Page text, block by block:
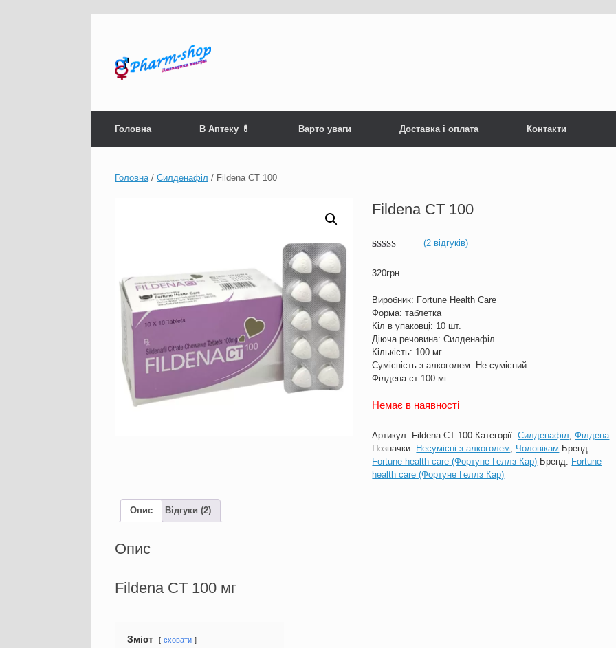
Головна В Аптеку 💊 Варто уваги Доставка і оплата Контакти
Головна/ Силденафіл / Fildena CT 100
Fildena CT 100
основі
(2відгуків)
320грн.
Виробник: Fortune Health Care
Форма: таблетка
Кіл в упаковці: 10 шт.
Діюча речовина: Силденафіл
Кількість: 100 мг
Сумісність з алкоголем: Не сумісний
Філдена ст 100 мг
Немає в наявності
Артикул: Fildena CT 100 Категорії:Силденафіл ,Філдена
Позначки: Несумісні з алкоголем Чоловікам Бренд:
Fortune health care (Фортуне Геллз Кар) Бренд: Fortune
health care (Фортуне Геллз Кар)
Опис Відгуки (2)
Опис
Fildena CT 100 мг
Зміст сховати